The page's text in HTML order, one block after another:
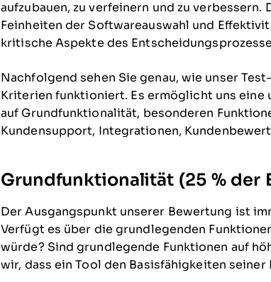
aufzubauen, zu verfeinern und zu
Feinheiten der Softwareauswahl und
kritische Aspekte des
Nachfolgend sehen Sie genau, wie unser
Kriterien funktioniert. Es ermöglicht uns
auf Grundfunktionalität, besonderen
Kundensupport, Integrationen,
Grundfunktionalität (25 % der
Der Ausgangspunkt unserer Bewertung ist
Verfügt es über die grundlegenden
würde? Sind grundlegende Funktionen auf
wir, dass ein Tool den Basisfähigkeiten